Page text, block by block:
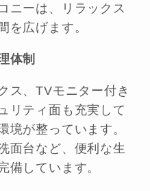
ニーは、リラックス
を広げます。
体制
ス、TVモニター付き
リティ面も充実して
境が整っています。
面台など、便利な生
備しています​。